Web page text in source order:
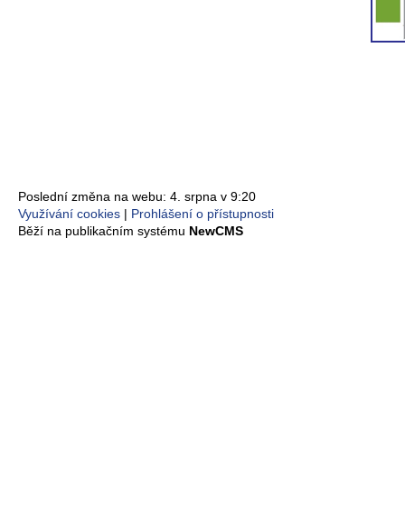
Poslední změna na webu: 4. srpna v 9:20
Využívání cookies
Prohlášení o přístupnosti
Běží na publikačním systému NewCMS